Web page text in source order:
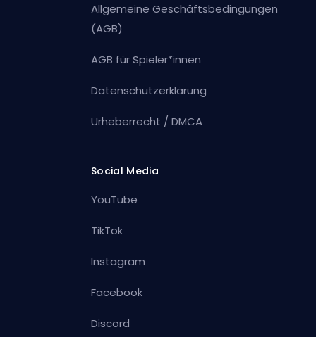
Allgemeine Geschäftsbedingungen
(AGB)
AGB für Spieler*innen
Datenschutzerklärung
Urheberrecht / DMCA
Social Media
YouTube
TikTok
Instagram
Facebook
Discord